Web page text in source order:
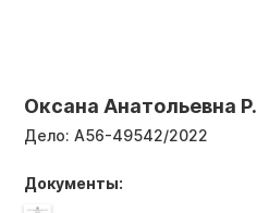
Оксана Анатольевна Р.
Дело: А56-49542/2022
Документы: